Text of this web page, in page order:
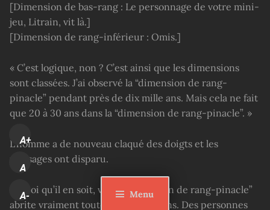
Menu
[Dimension de bas-rang : Le personnage de votre mini-
jeu, Litrain, vit là.]
[Dimension de rang-inférieur : Omis.]
« C’est logique, non ? C’est ainsi que les dimensions
sont classées. J’ai observé la “dimension de rang-
pinacle” pendant près de dix mille ans. Mais cela ne fait
que 20 à 30 ans dans la “dimension de rang-pinacle”. »
L’homme a de nouveau claqué des doigts et les
messages ont disparu.
« Quoi qu’il en soit, votre “dimension de rang-pinacle”
abrite vraiment toutes sortes de gens. Des personnes
A+
A
A-